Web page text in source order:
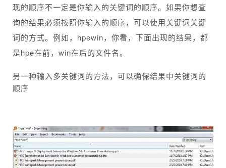
现的顺序不一定是你输入的关键词的顺序。如果你想查
询的结果必须按照你输入的顺序，可以使用关键词关键
词的方式。例如，hpewin，你看，下面出现的结果，都
是hpe在前，win在后的文件名。
另一种输入多关键词的方法，可以确保结果中关键词的
顺序